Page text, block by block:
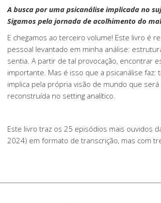
A busca por uma psicanálise implicada no
Sigamos pela jornada de acolhimento do
E chegamos ao terceiro volume! Este livro é
pessoal levantado em minha análise:
sentia. A partir de tal provocação, encontrar
importante. Mas é isso que a psicanálise faz:
implica pela própria visão de mundo que
reconstruída no setting analítico.
Este livro traz os 25 episódios mais ouvidos
2024) em formato de transcrição, mas com